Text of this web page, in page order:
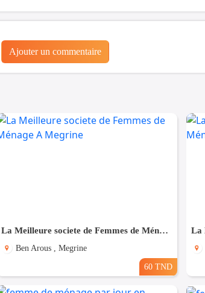
Ajouter un commentaire
La Meilleure societe de Femmes de Ménage A Megrine
Ben Arous , Megrine
60 TND